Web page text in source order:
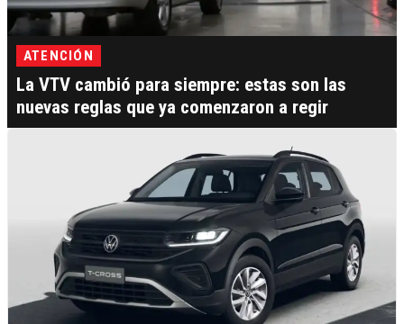
ATENCIÓN
La VTV cambió para siempre: estas son las
nuevas reglas que ya comenzaron a regir